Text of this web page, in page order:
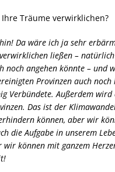
Träume verwirklichen?
Da wäre ich ja sehr
ließen –
noch angehen könnte – und
Provinzen auch
Verbündete. Außerdem
Das ist der
können, aber wir
die Aufgabe in unserem
können mit ganzem